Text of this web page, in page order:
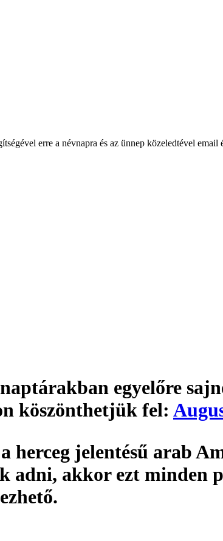
erre a névnapra és az ünnep közeledtével email
egyelőre
köszönthetjük fel:
herceg jelentésű arab
adni, akkor ezt minden
.